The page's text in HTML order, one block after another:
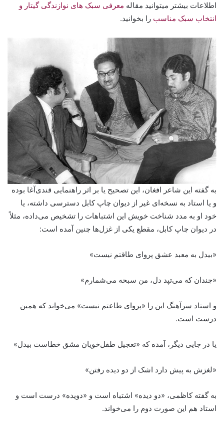
اطلاعات بیشتر میتوانید مقاله معرفی سبک های نوازندگی گیتار و
انتخاب سبک مناسب را بخوانید.
به گفته این شاعر افغان، این تصحیح یا بر اثر راهنمایی قندی‌آغا بوده
و یا استاد به نسخه‌ای غیر از دیوان چاپ کابل دسترسی داشته‌، یا
خود او به مدد شناخت خویش این اشتباهات را تشخیص می‌داده، مثلاً
در دیوان چاپ کابل‌، مقطع یکی از غزل‌ها چنین آمده ‌است:
«بیدل به معبد عشق پروای طاقتم نیست»‌
«چندان که می‌تپد دل‌، من سبحه می‌شمارم»
و استاد سرآهنگ این را «پروای طاعتم نیست‌» می‌خواند که همین
درست است‌.
یا در جایی دیگر، آمده که «تعجیل طفل‌خویان مشق خطاست بیدل»
«لغزش به پیش دارد اشک از دو دیده رفتن»‌
به گفته کاظمی، «دو دیده‌» اشتباه است و «دویده‌» درست است و
استاد هم این صورت دوم را می‌خواند.